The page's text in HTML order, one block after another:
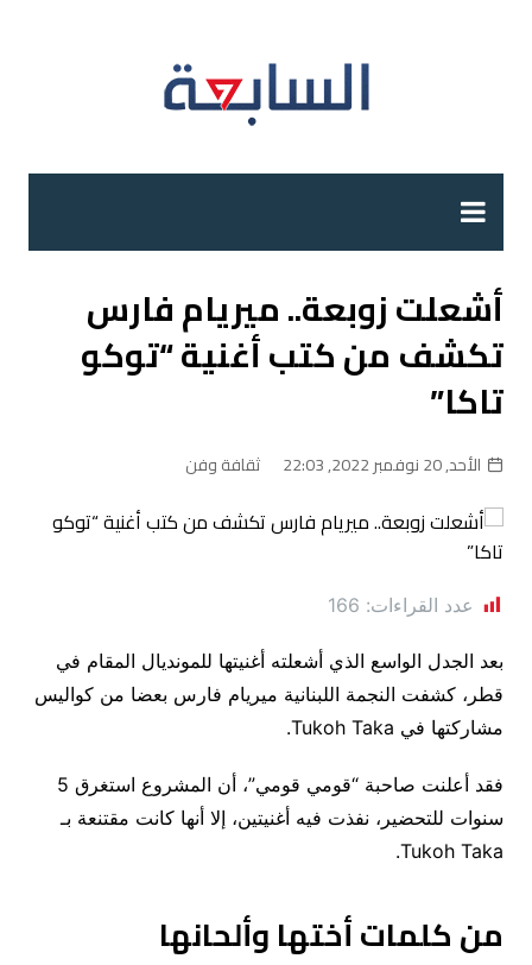
أشعلت زوبعة.. ميريام فارس
تكشف من كتب أغنية “توكو
تاكا”
الأحد, 20 نوفمبر 2022, 22:03 ثقافة وفن
عدد القراءات: 166
بعد الجدل الواسع الذي أشعلته أغنيتها للمونديال المقام في
قطر، كشفت النجمة اللبنانية ميريام فارس بعضا من كواليس
مشاركتها في Tukoh Taka.
فقد أعلنت صاحبة “قومي قومي”، أن المشروع استغرق 5
سنوات للتحضير، نفذت فيه أغنيتين، إلا أنها كانت مقتنعة بـ
Tukoh Taka.
من كلمات أختها وألحانها